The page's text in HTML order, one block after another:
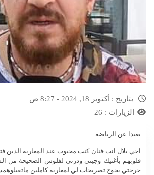
بتاريخ : أكتوبر 18, 2024 - 8:27 ص
الزيارات : 26
بعيدا عن الرياضة …
اخي بلال انت فنان كنت محبوب عند المغاربة الذين
قلوبهم بأغنيك وجيتي ودرتي لفلوس الصحيحة من
خرجتي بجوج تصريحات لي لمغاربة كاملين